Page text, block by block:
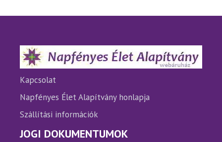
A
termékoldalon
választhatók
ki
Kapcsolat
Napfényes Élet Alapítvány honlapja
Szállítási információk
JOGI DOKUMENTUMOK